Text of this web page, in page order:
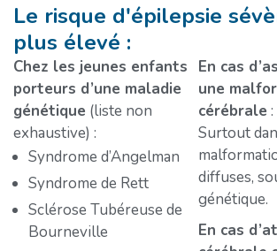
Le risque d'épilepsie
plus élevé :
Chez les jeunes enfants
porteurs d’une maladie
génétique (liste non
exhaustive) :
Syndrome d’Angelman
Syndrome de Rett
Sclérose Tubéreuse de
Bourneville
En cas
une
cérébrale :
Surtout
diffuses,
génétique.
En cas